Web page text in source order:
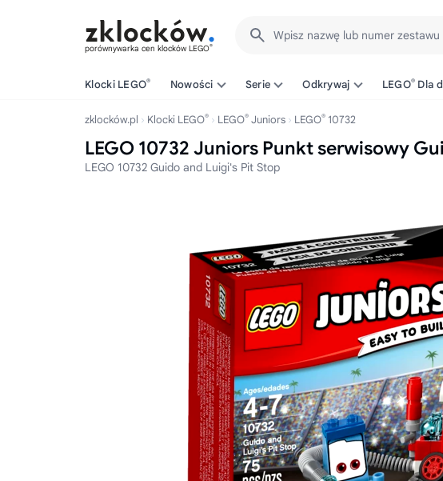
porównywarka cen klocków LEGO®
Wpisz nazwę lub numer zestawu
Klocki LEGO® Nowości Serie Odkrywaj LEGO® Dla
zklocków.pl Klocki LEGO® LEGO® Juniors LEGO® 10732
LEGO 10732 Juniors Punkt serwisowy
LEGO 10732 Guido and Luigi's Pit Stop